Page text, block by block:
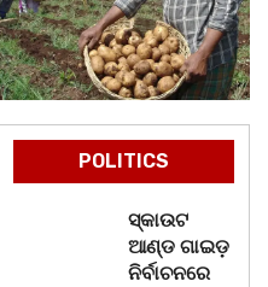
POLITICS
ସ୍କାଉଟ
ଆଣ୍ଡ ଗାଇଡ଼
ନିର୍ବାଚନରେ